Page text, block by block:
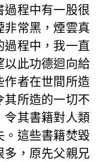
過程中有一股很
常黑，煙雲真
過程中，我一直
以此功德迴向給
作者在世間所造
其所造的一切不
令其書籍對人類
。這些書籍焚毀
多，原先父親兄